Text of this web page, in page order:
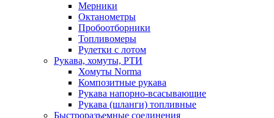
Мерники
Октанометры
Пробоотборники
Топливомеры
Рулетки с лотом
Рукава, хомуты, РТИ
Хомуты Norma
Композитные рукава
Рукава напорно-всасывающие
Рукава (шланги) топливные
Быстроразъемные соединения